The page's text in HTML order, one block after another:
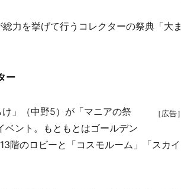
力を挙げて行うコレクターの祭典「大ま
ー
［広告］
」（中野5）が「マニアの祭
ント。もともとはゴールデン
階のロビーと「コスモルーム」「スカイ